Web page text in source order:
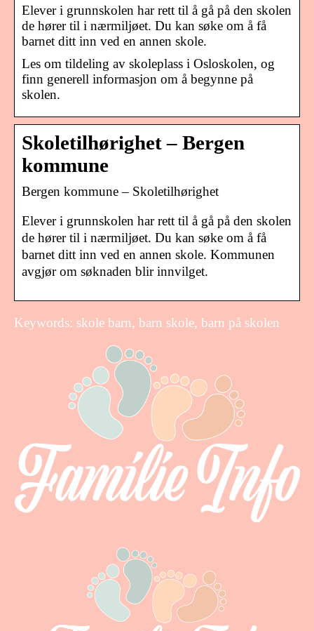
Elever i grunnskolen har rett til å gå på den skolen
de hører til i nærmiljøet. Du kan søke om å få
barnet ditt inn ved en annen skole.
Les om tildeling av skoleplass i Osloskolen, og
finn generell informasjon om å begynne på
skolen.
Skoletilhørighet – Bergen
kommune
Bergen kommune – Skoletilhørighet
Elever i grunnskolen har rett til å gå på den skolen
de hører til i nærmiljøet. Du kan søke om å få
barnet ditt inn ved en annen skole. Kommunen
avgjør om søknaden blir innvilget.
Keywords: skole barn, barn skole, barn på skolen